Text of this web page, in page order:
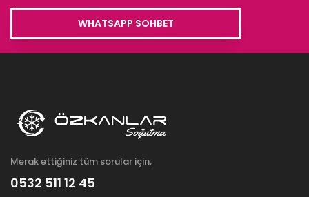
WHATSAPP SOHBET
Merak ettiğiniz tüm sorular için;
0532 511 12 45